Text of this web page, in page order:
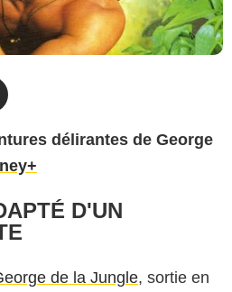
délirantes de George
D'UN
de la Jungle, sortie en